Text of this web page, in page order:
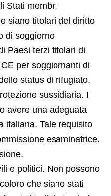
Stati membri
siano titolari del diritto
di soggiorno
Paesi terzi titolari di
per soggiornanti di
status di rifugiato,
sussidiaria. I
avere una adeguata
italiana. Tale requisito
esaminatrice.
e politici. Non possono
che siano stati